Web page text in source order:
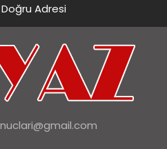
Adresi